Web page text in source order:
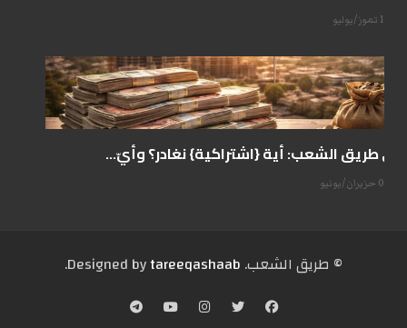
14 تموز/يوليو
على طريق الشعب: أية {اشتراكية} نغادر؟ وأيّ...
07 حزيران/يونيو
© طریق الشعب. Designed by tareeqashaab
.